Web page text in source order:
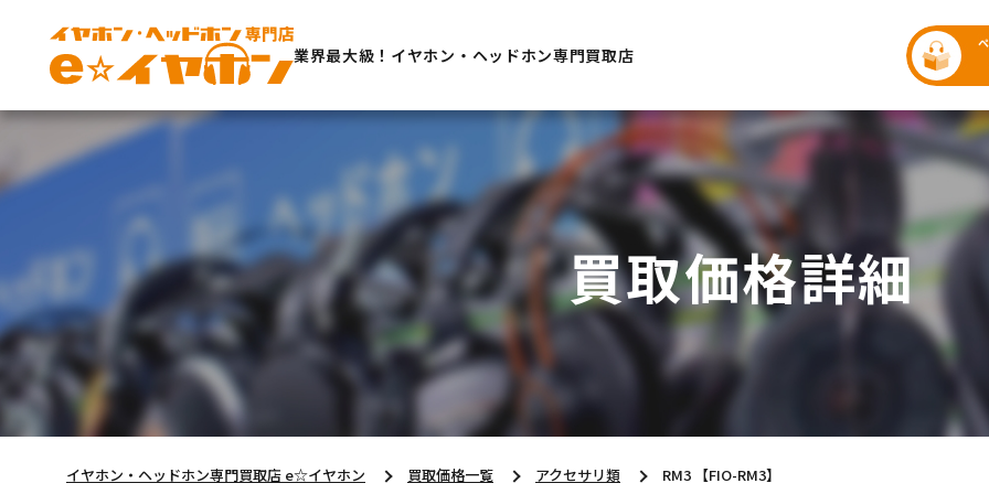
業界最大級！イヤホン・ヘッドホン専門買取店
買取価格詳細
イヤホン・ヘッドホン専門買取店 e☆イヤホン 買取価格一覧 アクセサリ類 RM3 【FIO-RM3】